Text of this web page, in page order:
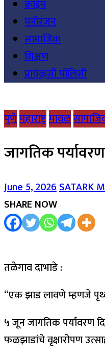
क्राईम
मनोरंजन
सामाजिक
शिक्षण
प्रायव्हसी पॉलिसी
पुणेमहाराष्ट्रमावळ
जागतिक
June 5, 2026SATARK
SHARE NOW
तळेगाव दाभाडे :
“एक झाड लावणे म्हणजे
५ जून जागतिक पर्यावरण
फळझाडांचे वृक्षारोपण